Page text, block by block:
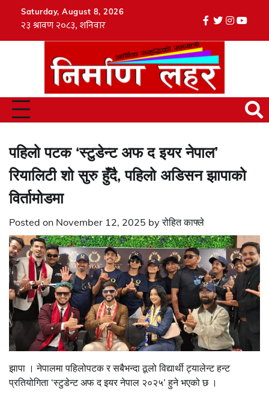
Saturday, August 8, 2026
facebook
twitter
पहिलो पटक ‘स्टुडेन्ट अफ द इयर नेपाल’
रियालिटी शो सुरु हुँदै, पहिलो अडिसन झापाको
विर्तामोडमा
Posted on November 12, 2025 byरोहित काफ्ले
झापा । नेपालमा पहिलोपटक र सबैभन्दा ठूलो विद्यार्थी ट्यालेन्ट हन्ट
प्रतियोगिता ‘स्टुडेन्ट अफ द इयर नेपाल २०२५’ हुने भएको छ ।